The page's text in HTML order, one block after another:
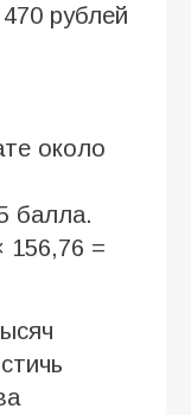
рублей
около
балла.
156,76 =